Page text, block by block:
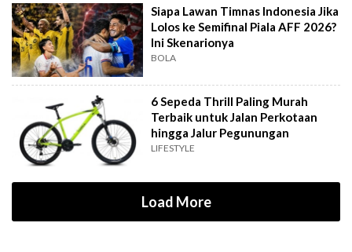
Siapa Lawan Timnas Indonesia Jika
Lolos ke Semifinal Piala AFF 2026?
Ini Skenarionya
BOLA
6 Sepeda Thrill Paling Murah
Terbaik untuk Jalan Perkotaan
hingga Jalur Pegunungan
LIFESTYLE
Load More